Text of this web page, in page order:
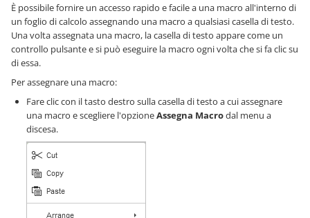
È possibile fornire un accesso rapido e facile a una macro all'interno di
un foglio di calcolo assegnando una macro a qualsiasi casella di testo.
Una volta assegnata una macro, la casella di testo appare come un
controllo pulsante e si può eseguire la macro ogni volta che si fa clic su
di essa.
Per assegnare una macro:
Fare clic con il tasto destro sulla casella di testo a cui assegnare
una macro e scegliere l'opzioneAssegna Macrodal menu a
discesa.